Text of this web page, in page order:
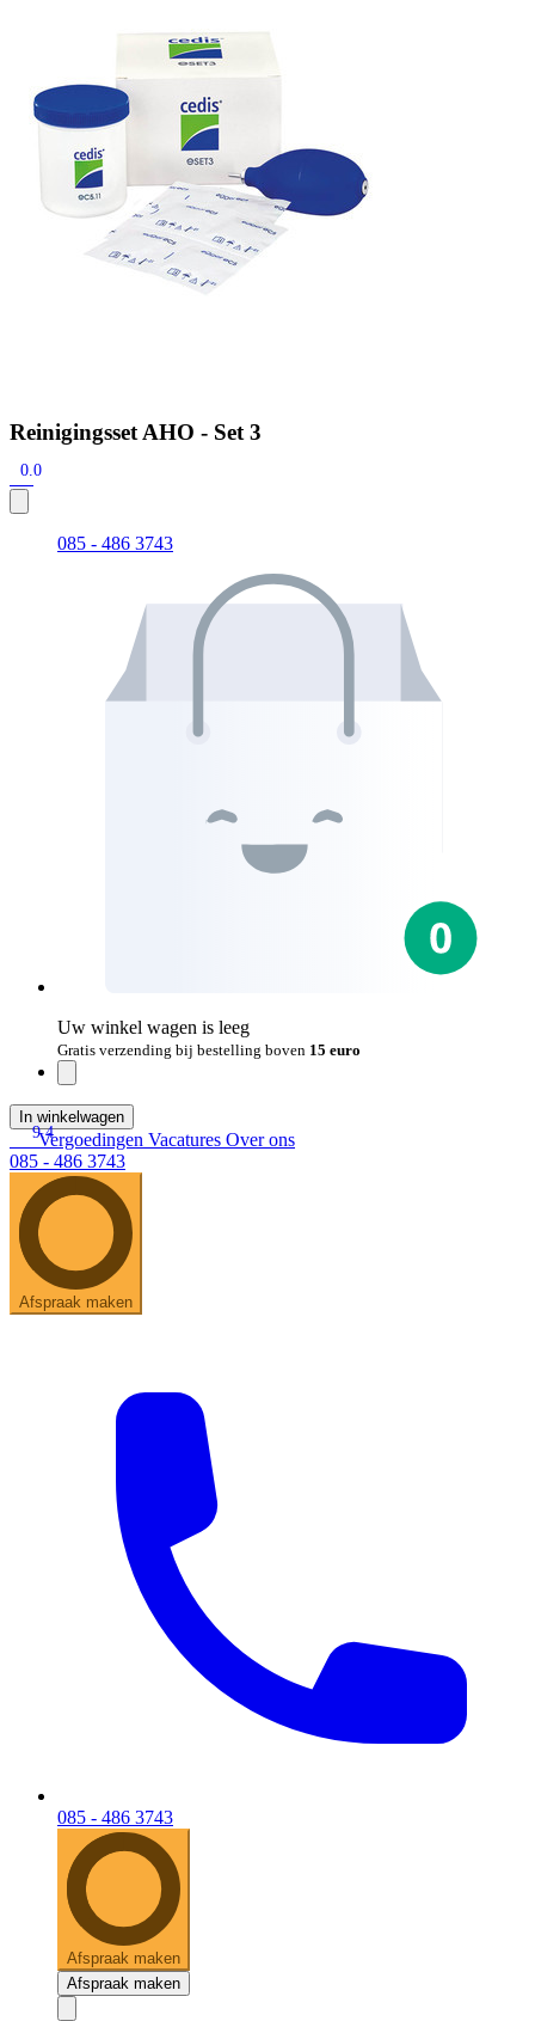
Snel zoeken
Signia hoortoestellen
Signia Pure BCT IX
Audio Service R LI 7
Hoortoestelbatterijen
Widex filtersFilters
Domes
Onderhoudsartikelen
Signia Active Mini IX - Oplaadbaar
De Signia Active Mini IX is het nieuwste hoortoestel van Signia.
Reinigingsset AHO - Set 3
0.0
085 - 486 3743
Uw winkel wagen is leeg
Gratis verzending bij bestelling boven 15 euro
In winkelwagen
9.4
Vergoedingen Vacatures Over ons
085 - 486 3743
Afspraak maken
085 - 486 3743
Afspraak maken
Afspraak maken